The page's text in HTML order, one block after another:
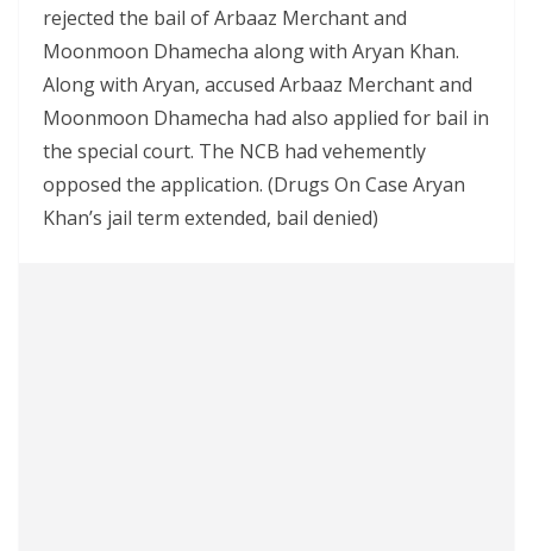
rejected the bail of Arbaaz Merchant and
Moonmoon Dhamecha along with Aryan Khan.
Along with Aryan, accused Arbaaz Merchant and
Moonmoon Dhamecha had also applied for bail in
the special court. The NCB had vehemently
opposed the application. (Drugs On Case Aryan
Khan’s jail term extended, bail denied)